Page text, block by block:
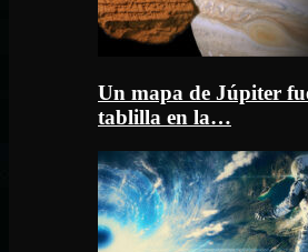
Un mapa de Júpiter
tablilla en la…